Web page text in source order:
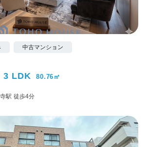
中古マンション
3 LDK 80.76㎡
駅 徒歩4分